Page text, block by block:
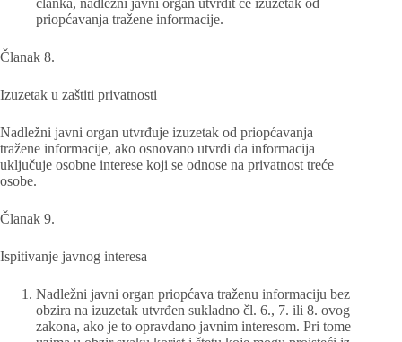
priopćavanja tražene informacije.
Članak 8.
Izuzetak u zaštiti privatnosti
Nadležni javni organ utvrđuje izuzetak od priopćavanja
tražene informacije, ako osnovano utvrdi da informacija
uključuje osobne interese koji se odnose na privatnost treće
osobe.
Članak 9.
Ispitivanje javnog interesa
Nadležni javni organ priopćava traženu informaciju bez
obzira na izuzetak utvrđen sukladno čl. 6., 7. ili 8. ovog
zakona, ako je to opravdano javnim interesom. Pri tome